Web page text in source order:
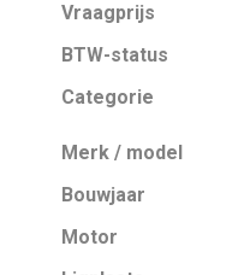
Vraagprijs
BTW-status
Categorie
Merk / model
Bouwjaar
Motor